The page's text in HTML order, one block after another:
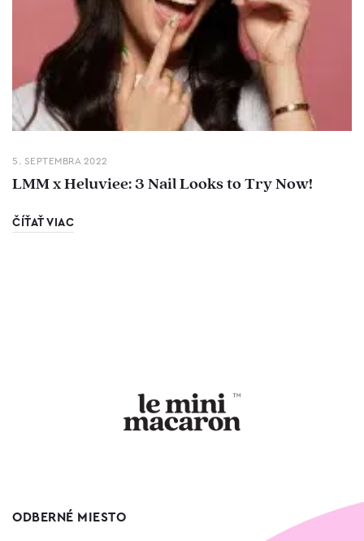
5. SEPTEMBRA 2022
LMM x Heluviee: 3 Nail Looks to Try Now!
ČÍŤAŤ VIAC
ODBERNÉ MIESTO